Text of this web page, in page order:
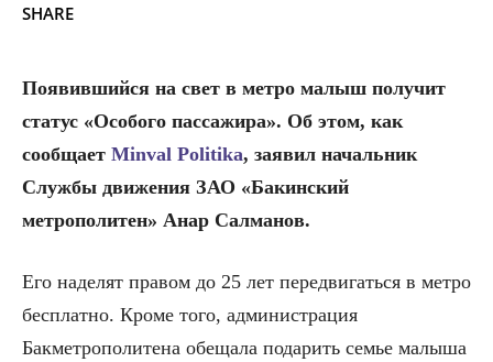
SHARE
Появившийся на свет в метро малыш получит
статус «Особого пассажира». Об этом, как
сообщает Minval Politika, заявил начальник
Службы движения ЗАО «Бакинский
метрополитен» Анар Салманов.
Его наделят правом до 25 лет передвигаться в метро
бесплатно. Кроме того, администрация
Бакметрополитена обещала подарить семье малыша